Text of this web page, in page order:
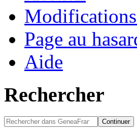
Modifications
Page au
Aide
Rechercher